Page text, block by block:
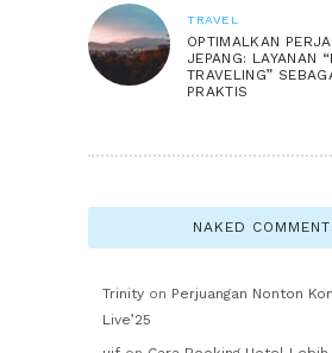
TRAVEL
OPTIMALKAN
JEPANG: LAYANAN
TRAVELING”
PRAKTIS
NAKED
Trinity on Perjuangan Nonton
Live’25